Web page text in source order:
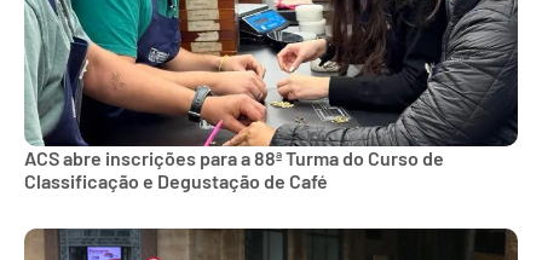
ACS abre inscrições para a 88ª Turma do Curso de
Classificação e Degustação de Café